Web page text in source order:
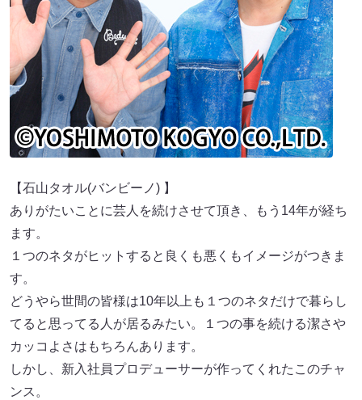
【石山タオル(バンビーノ) 】
ありがたいことに芸人を続けさせて頂き、もう14年が経ち
ます。
１つのネタがヒットすると良くも悪くもイメージがつきま
す。
どうやら世間の皆様は10年以上も１つのネタだけで暮らし
てると思ってる人が居るみたい。１つの事を続ける潔さや
カッコよさはもちろんあります。
しかし、新入社員プロデューサーが作ってくれたこのチャ
ンス。